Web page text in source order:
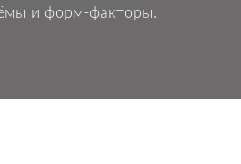
и форм-факторы.